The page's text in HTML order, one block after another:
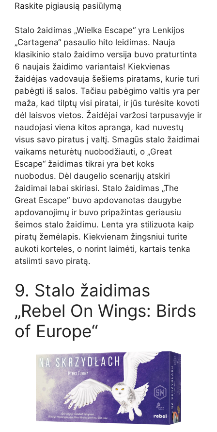
Raskite pigiausią pasiūlymą
Stalo žaidimas „Wielka Escape“ yra Lenkijos
„Cartagena“ pasaulio hito leidimas. Nauja
klasikinio stalo žaidimo versija buvo praturtinta
6 naujais žaidimo variantais! Kiekvienas
žaidėjas vadovauja šešiems piratams, kurie turi
pabėgti iš salos. Tačiau pabėgimo valtis yra per
maža, kad tilptų visi piratai, ir jūs turėsite kovoti
dėl laisvos vietos. Žaidėjai varžosi tarpusavyje ir
naudojasi viena kitos apranga, kad nuvestų
visus savo piratus į valtį. Smagūs stalo žaidimai
vaikams neturėtų nuobodžiauti, o „Great
Escape“ žaidimas tikrai yra bet koks
nuobodus. Dėl daugelio scenarijų atskiri
žaidimai labai skiriasi. Stalo žaidimas „The
Great Escape“ buvo apdovanotas daugybe
apdovanojimų ir buvo pripažintas geriausiu
šeimos stalo žaidimu. Lenta yra stilizuota kaip
piratų žemėlapis. Kiekvienam žingsniui turite
aukoti korteles, o norint laimėti, kartais tenka
atsiimti savo piratą.
9. Stalo žaidimas
„Rebel On Wings: Birds
of Europe“